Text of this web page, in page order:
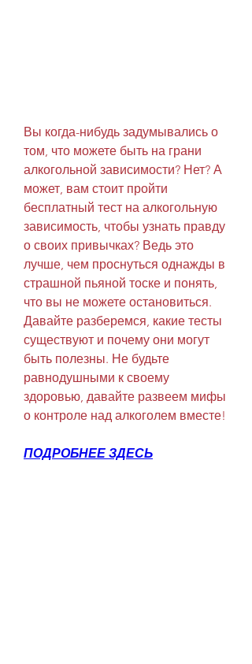
Вы когда-нибудь задумывались о
том, что можете быть на грани
алкогольной зависимости? Нет? А
может, вам стоит пройти
бесплатный тест на алкогольную
зависимость, чтобы узнать правду
о своих привычках? Ведь это
лучше, чем проснуться однажды в
страшной пьяной тоске и понять,
что вы не можете остановиться.
Давайте разберемся, какие тесты
существуют и почему они могут
быть полезны. Не будьте
равнодушными к своему
здоровью, давайте развеем мифы
о контроле над алкоголем вместе!
ПОДРОБНЕЕ ЗДЕСЬ